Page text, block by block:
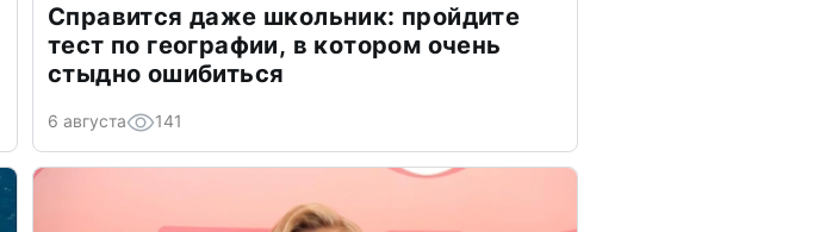
Справится даже школьник: пройдите
тест по географии, в котором очень
стыдно ошибиться
6 августа 141